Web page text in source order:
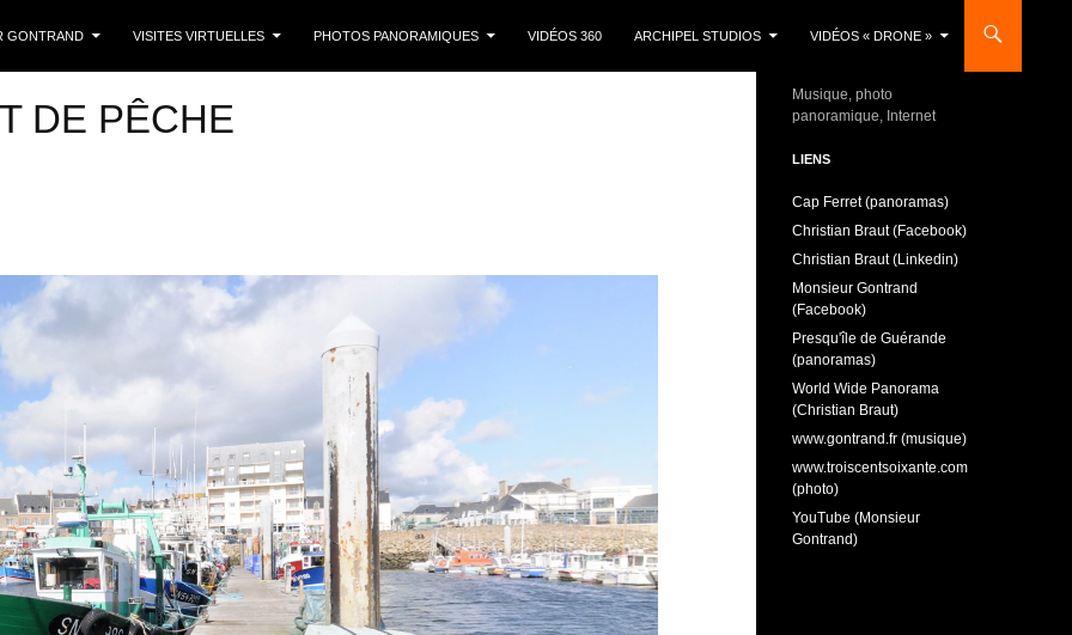
GONTRAND
VISITES VIRTUELLES PHOTOS PANORAMIQUES VIDÉOS 360 ARCHIPEL STUDIOS VIDÉOS « DRONE »
DE PÊCHE
Musique, photo
panoramique, Internet
LIENS
Cap Ferret (panoramas)
Christian Braut (Facebook)
Christian Braut (Linkedin)
Monsieur Gontrand
(Facebook)
Presqu'île de Guérande
(panoramas)
World Wide Panorama
(Christian Braut)
www.gontrand.fr (musique)
www.troiscentsoixante.com
(photo)
YouTube (Monsieur
Gontrand)